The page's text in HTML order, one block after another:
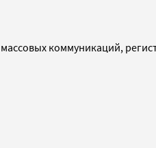
коммуникаций,